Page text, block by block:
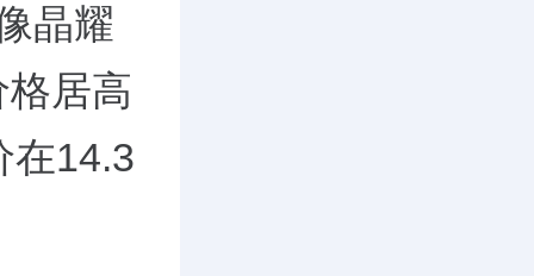
晶耀
居高
在14.3